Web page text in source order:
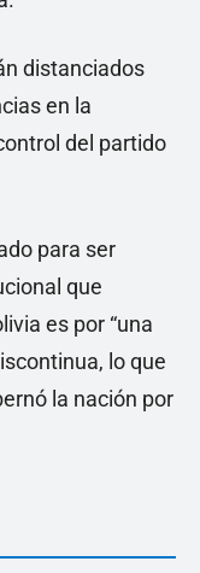
distanciados
en la
del partido
para ser
que
es por “una
lo que
la nación por